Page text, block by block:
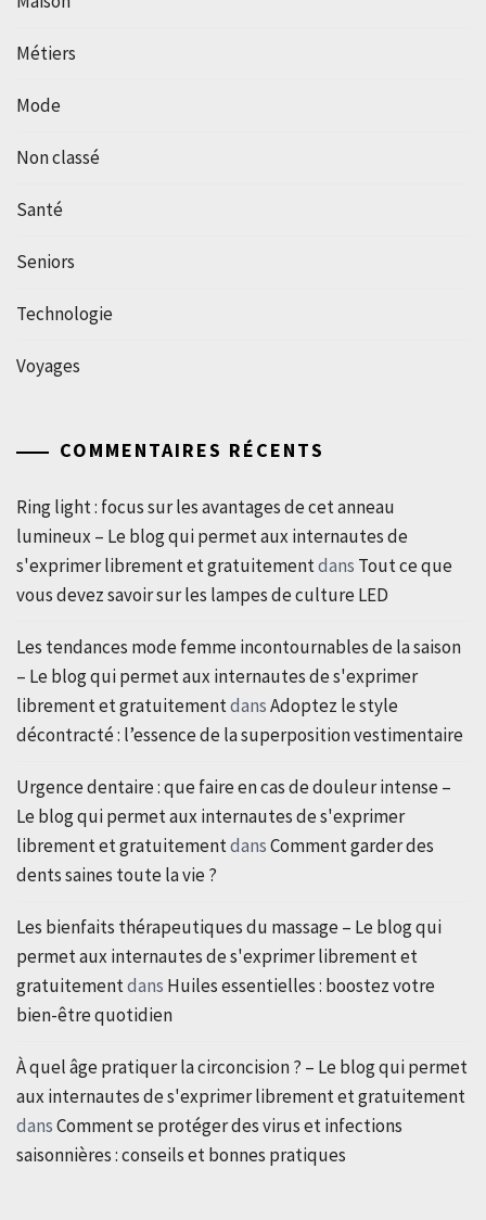
Métiers
Mode
Non classé
Santé
Seniors
Technologie
Voyages
COMMENTAIRES RÉCENTS
Ring light : focus sur les avantages de cet anneau
lumineux – Le blog qui permet aux internautes de
s'exprimer librement et gratuitementdans Tout ce que
vous devez savoir sur les lampes de culture LED
Les tendances mode femme incontournables de la saison
– Le blog qui permet aux internautes de s'exprimer
librement et gratuitementdansAdoptez le style
décontracté : l’essence de la superposition vestimentaire
Urgence dentaire : que faire en cas de douleur intense –
Le blog qui permet aux internautes de s'exprimer
librement et gratuitementdansComment garder des
dents saines toute la vie ?
Les bienfaits thérapeutiques du massage – Le blog qui
permet aux internautes de s'exprimer librement et
gratuitementdans Huiles essentielles : boostez votre
bien-être quotidien
À quel âge pratiquer la circoncision ? – Le blog qui permet
aux internautes de s'exprimer librement et gratuitement
dansComment se protéger des virus et infections
saisonnières : conseils et bonnes pratiques